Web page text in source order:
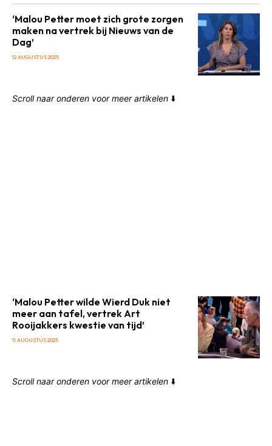
‘Malou Petter moet zich grote zorgen
maken na vertrek bij Nieuws van de
Dag’
12 AUGUSTUS 2025
Scroll naar onderen voor meer artikelen ⬇️
‘Malou Petter wilde Wierd Duk niet
meer aan tafel, vertrek Art
Rooijakkers kwestie van tijd’
11 AUGUSTUS 2025
Scroll naar onderen voor meer artikelen ⬇️